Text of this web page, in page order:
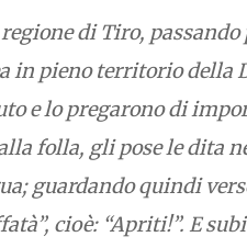
di Tiro, passando
in pieno territorio della
e lo pregarono di
folla, gli pose le dita
guardando quindi
cioè: “Apriti!”. E